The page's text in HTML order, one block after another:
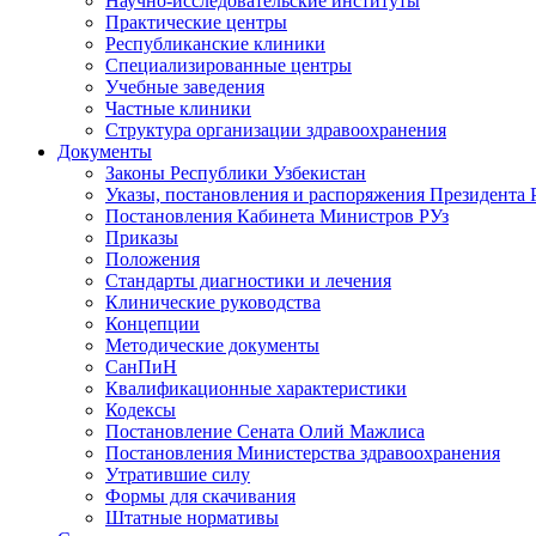
Практические центры
Республиканские клиники
Специализированные центры
Учебные заведения
Частные клиники
Структура организации здравоохранения
Документы
Законы Республики Узбекистан
Указы, постановления и распоряжения Президента
Постановления Кабинета Министров РУз
Приказы
Положения
Стандарты диагностики и лечения
Клинические руководства
Концепции
Методические документы
СанПиН
Квалификационные характеристики
Кодексы
Постановление Сената Олий Мажлиса
Постановления Министерства здравоохранения
Утратившие силу
Формы для скачивания
Штатные нормативы